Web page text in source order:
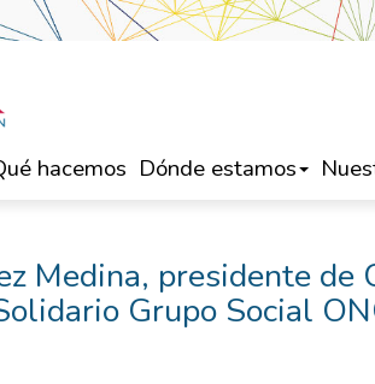
hacemos Dónde estamos
Medina, presidente de
Grupo Social